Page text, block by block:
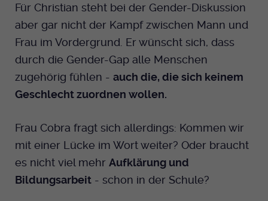
Für Christian steht bei der Gender-Diskussion
aber gar nicht der Kampf zwischen Mann und
Frau im Vordergrund. Er wünscht sich, dass
durch die Gender-Gap alle Menschen
zugehörig fühlen - auch die, die sich keinem
Geschlecht zuordnen wollen.
Frau Cobra fragt sich allerdings: Kommen wir
mit einer Lücke im Wort weiter? Oder braucht
es nicht viel mehr Aufklärung und
Bildungsarbeit - schon in der Schule?